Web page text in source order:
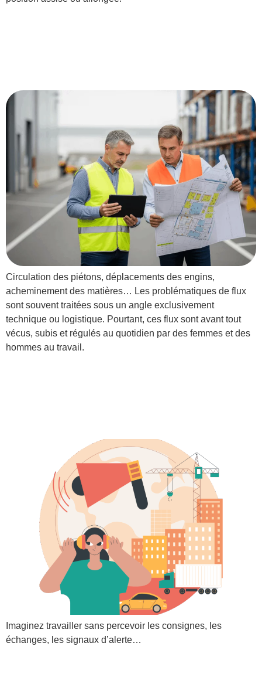
Circulation des piétons, déplacements des engins,
acheminement des matières… Les problématiques de flux
sont souvent traitées sous un angle exclusivement
technique ou logistique. Pourtant, ces flux sont avant tout
vécus, subis et régulés au quotidien par des femmes et des
hommes au travail.
Imaginez travailler sans percevoir les consignes, les
échanges, les signaux d’alerte…